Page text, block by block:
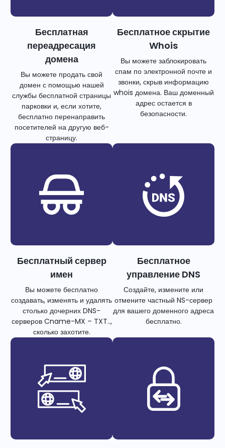
Бесплатная
переадресация
домена
Вы можете продать свой
домен с помощью нашей
службы бесплатной страницы
парковки и, если хотите,
бесплатно перенаправить
посетителей на другую веб-
страницу.
Бесплатное скрытие
Whois
Вы можете заблокировать
спам по электронной почте и
звонки, скрыв информацию
whois домена. Ваш доменный
адрес остается в
безопасности.
Бесплатный сервер
имен
Вы можете бесплатно
создавать, изменять и удалять
столько дочерних DNS-
серверов Cname-MX – TXT..,
сколько захотите.
Бесплатное
управление DNS
Создайте, измените или
отмените частный NS-сервер
для вашего доменного адреса
бесплатно.